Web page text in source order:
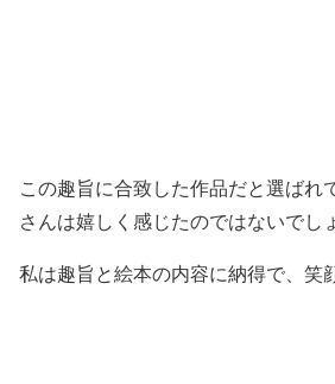
この趣旨に合致した作品だと選ばれ
さんは嬉しく感じたのではないでし
私は趣旨と絵本の内容に納得で、笑